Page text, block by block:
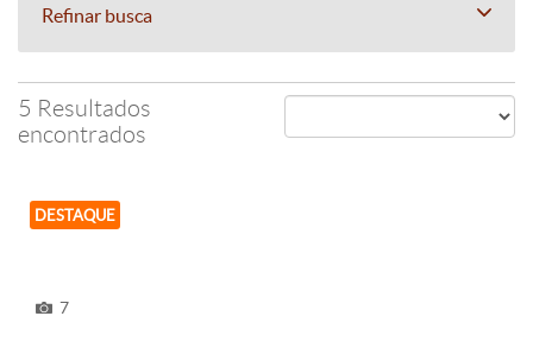
Refinar busca
5 Resultados
encontrados
DESTAQUE
7